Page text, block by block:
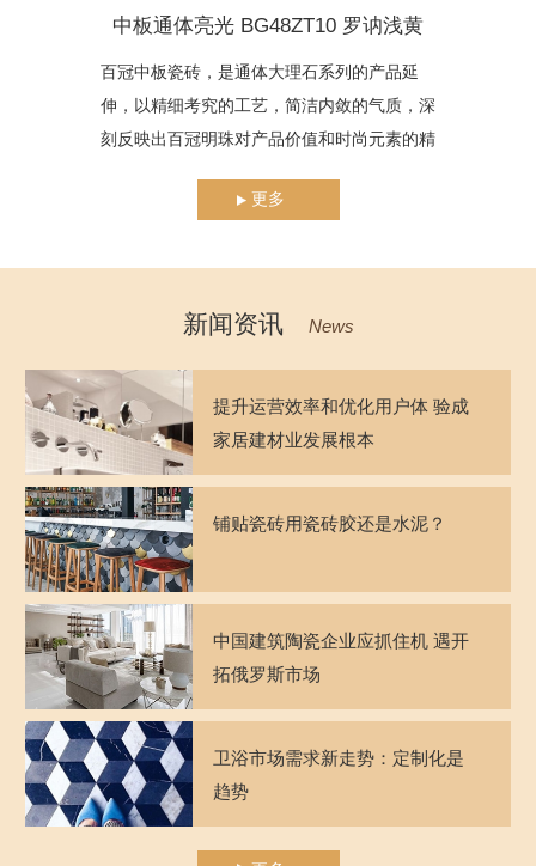
中板通体亮光 BG48ZT10 罗讷浅黄
百冠中板瓷砖，是通体大理石系列的产品延
伸，以精细考究的工艺，简洁内敛的气质，深
刻反映出百冠明珠对产品价值和时尚元素的精
艺，以色与质，诠释了独具个性的装修效果。
更多
新闻资讯 News
提升运营效率和优化用户体 验成
家居建材业发展根本
铺贴瓷砖用瓷砖胶还是水泥？
中国建筑陶瓷企业应抓住机 遇开
拓俄罗斯市场
卫浴市场需求新走势：定制化是
趋势